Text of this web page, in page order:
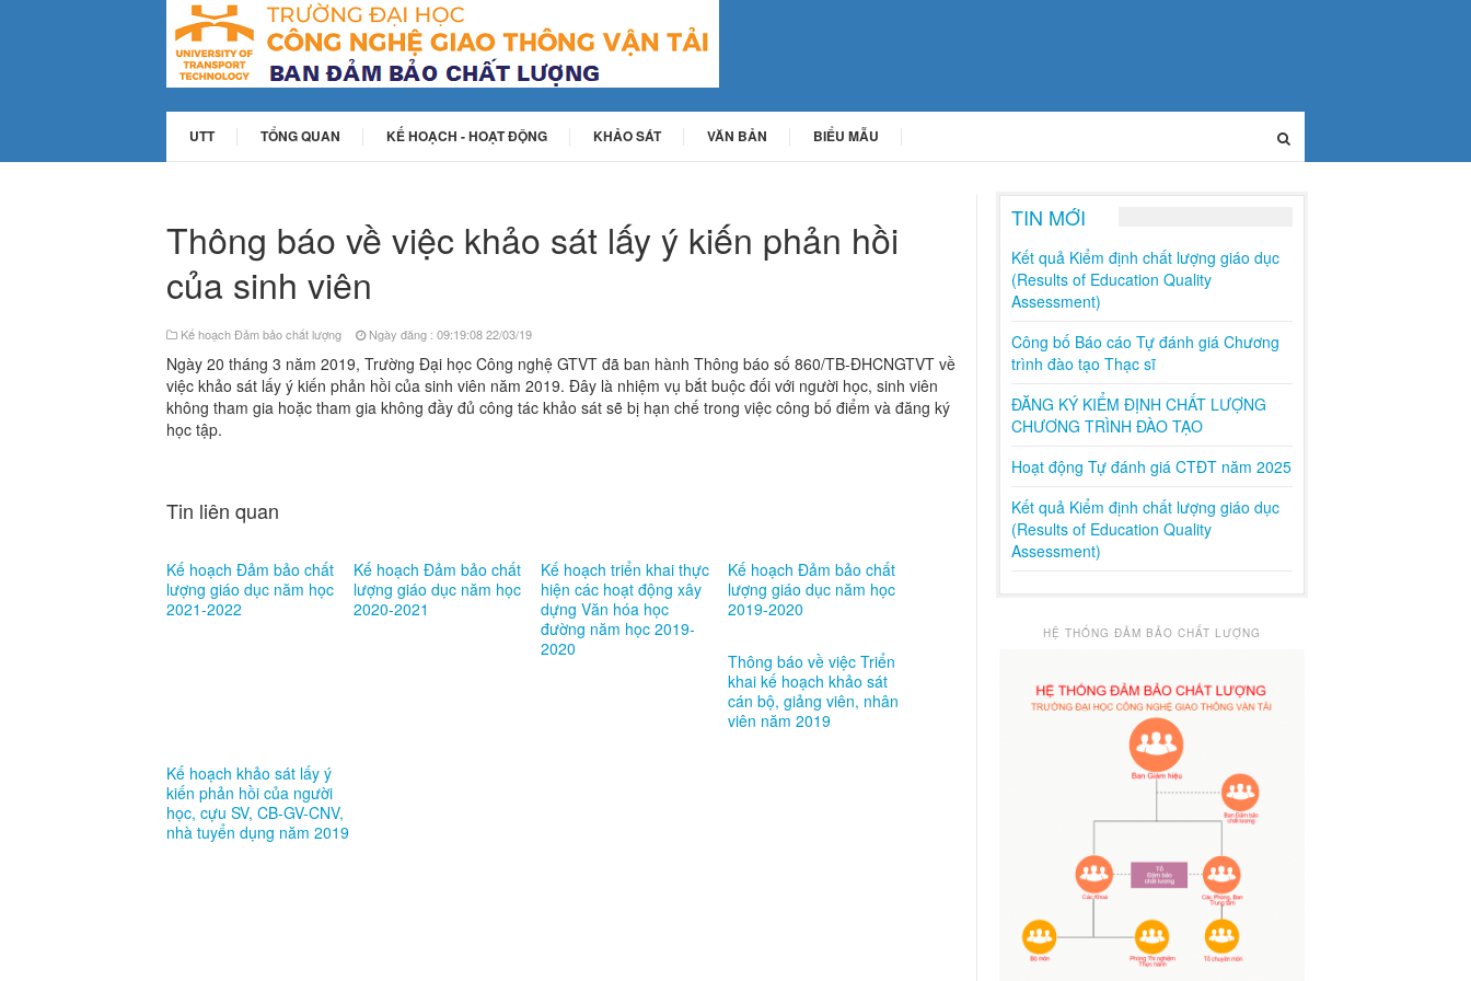
UTT TỔNG QUAN KẾ HOẠCH - HOẠT ĐỘNG KHẢO SÁT VĂN BẢN BIỂU MẪU
Thông báo về việc khảo sát lấy ý kiến phản hồi
của sinh viên
Kế hoạch Đảm bảo chất lượng Ngày đăng : 09:19:08 22/03/19
Ngày 20 tháng 3 năm 2019, Trường Đại học Công nghệ GTVT đã ban hành Thông báo số 860/TB-ĐHCNGTVT về
việc khảo sát lấy ý kiến phản hồi của sinh viên năm 2019. Đây là nhiệm vụ bắt buộc đối với người học, sinh viên
không tham gia hoặc tham gia không đầy đủ công tác khảo sát sẽ bị hạn chế trong việc công bố điểm và đăng ký
học tập.
Tin liên quan
Kế hoạch Đảm bảo chất
lượng giáo dục năm học
2021-2022
Kế hoạch Đảm bảo chất
lượng giáo dục năm học
2020-2021
Kế hoạch triển khai thực
hiện các hoạt động xây
dựng Văn hóa học
đường năm học 2019-
2020
Kế hoạch Đảm bảo chất
lượng giáo dục năm học
2019-2020
Thông báo về việc Triển
khai kế hoạch khảo sát
cán bộ, giảng viên, nhân
viên năm 2019
Kế hoạch khảo sát lấy ý
kiến phản hồi của người
học, cựu SV, CB-GV-CNV,
nhà tuyển dụng năm 2019
TIN MỚI
Kết quả Kiểm định chất lượng giáo dục
(Results of Education Quality
Assessment)
Công bố Báo cáo Tự đánh giá Chương
trình đào tạo Thạc sĩ
ĐĂNG KÝ KIỂM ĐỊNH CHẤT LƯỢNG
CHƯƠNG TRÌNH ĐÀO TẠO
Hoạt động Tự đánh giá CTĐT năm 2025
Kết quả Kiểm định chất lượng giáo dục
(Results of Education Quality
Assessment)
HỆ THỐNG ĐẢM BẢO CHẤT LƯỢNG